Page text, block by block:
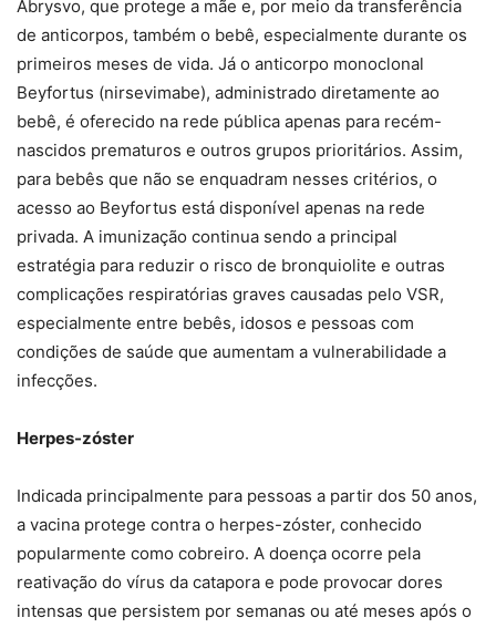
Abrysvo, que protege a mãe e, por meio da transferência
de anticorpos, também o bebê, especialmente durante os
primeiros meses de vida. Já o anticorpo monoclonal
Beyfortus (nirsevimabe), administrado diretamente ao
bebê, é oferecido na rede pública apenas para recém-
nascidos prematuros e outros grupos prioritários. Assim,
para bebês que não se enquadram nesses critérios, o
acesso ao Beyfortus está disponível apenas na rede
privada. A imunização continua sendo a principal
estratégia para reduzir o risco de bronquiolite e outras
complicações respiratórias graves causadas pelo VSR,
especialmente entre bebês, idosos e pessoas com
condições de saúde que aumentam a vulnerabilidade a
infecções.
Herpes-zóster
Indicada principalmente para pessoas a partir dos 50 anos,
a vacina protege contra o herpes-zóster, conhecido
popularmente como cobreiro. A doença ocorre pela
reativação do vírus da catapora e pode provocar dores
intensas que persistem por semanas ou até meses após o